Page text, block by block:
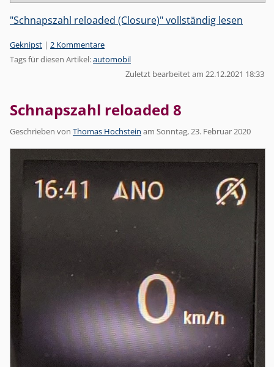
"Schnapszahl reloaded (Closure)" vollständig lesen
Kategorien:
Geknipst | 2 Kommentare
Tags für diesen Artikel:automobil
Zuletzt bearbeitet am 22.12.2021 18:33
Schnapszahl reloaded 8
Geschrieben von Thomas Hochstein am Sonntag, 23. Februar 2020